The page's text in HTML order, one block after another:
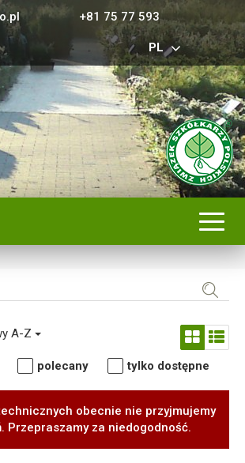
+81 75 77 593
PL
A-Z
polecany tylko dostępne
obecnie nie przyjmujemy
Przepraszamy za niedogodność.